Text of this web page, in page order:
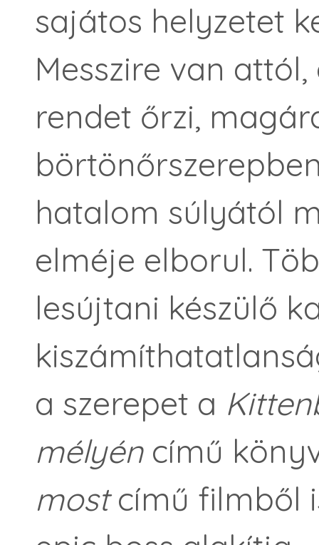
sajátos helyzetet
Messzire van
rendet őrzi,
hatalom súlyától
elméje elborul.
lesújtani készülő
a szerepet a
mélyéncímű
mostcímű filmből